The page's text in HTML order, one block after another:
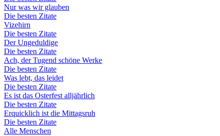
Nur was wir glauben
Die besten Zitate
Vizehirn
Die besten Zitate
Der Ungeduldige
Die besten Zitate
Ach, der Tugend schöne Werke
Die besten Zitate
Was lebt, das leidet
Die besten Zitate
Es ist das Osterfest alljährlich
Die besten Zitate
Erquicklich ist die Mittagsruh
Die besten Zitate
Alle Menschen